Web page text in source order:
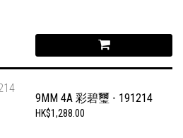
9MM 4A 彩碧璽 - 191214
HK$1,288.00